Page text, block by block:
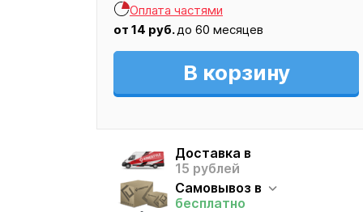
Кресло
Оплата частями
от 14 руб.до 60 месяцев
В корзину
Доставка в
15 рублей
Самовывоз в
бесплатно